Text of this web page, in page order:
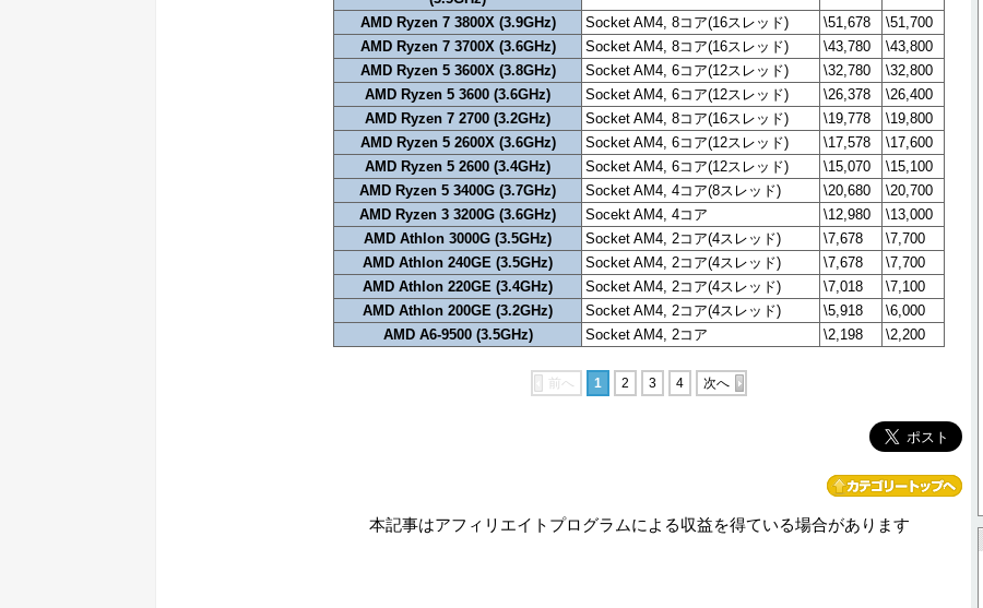
AMD Ryzen 7 3800X (3.9GHz)
Socket AM4, 8コア(16スレッド) \51,678
\51,700
AMD Ryzen 7 3700X (3.6GHz)
Socket AM4, 8コア(16スレッド) \43,780
\43,800
AMD Ryzen 5 3600X (3.8GHz)
Socket AM4, 6コア(12スレッド) \32,780
\32,800
AMD Ryzen 5 3600 (3.6GHz)
Socket AM4, 6コア(12スレッド) \26,378
\26,400
AMD Ryzen 7 2700 (3.2GHz)
Socket AM4, 8コア(16スレッド) \19,778
\19,800
AMD Ryzen 5 2600X (3.6GHz)
Socket AM4, 6コア(12スレッド) \17,578
\17,600
AMD Ryzen 5 2600 (3.4GHz)
Socket AM4, 6コア(12スレッド) \15,070
\15,100
AMD Ryzen 5 3400G (3.7GHz)
Socket AM4, 4コア(8スレッド) \20,680
\20,700
AMD Ryzen 3 3200G (3.6GHz)
Socekt AM4, 4コア \12,980
\13,000
AMD Athlon 3000G (3.5GHz)
Socket AM4, 2コア(4スレッド) \7,678
\7,700
AMD Athlon 240GE (3.5GHz)
Socket AM4, 2コア(4スレッド) \7,678
\7,700
AMD Athlon 220GE (3.4GHz)
Socket AM4, 2コア(4スレッド) \7,018
\7,100
AMD Athlon 200GE (3.2GHz)
Socket AM4, 2コア(4スレッド) \5,918
\6,000
AMD A6-9500 (3.5GHz)
Socket AM4, 2コア \2,198 \2,200
前へ 1 2 3 4 次へ
本記事はアフィリエイトプログラムによる収益を得ている場合があります